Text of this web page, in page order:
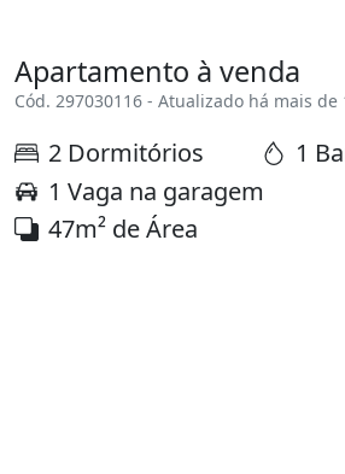
Apartamento à venda
Cód. 297030116 - Atualizado há mais de
2 Dormitórios
1
1 Vaga na garagem
47m² de Área